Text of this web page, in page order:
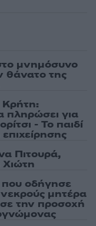
μνημόσυνο
θάνατο της
Κρήτη:
πληρώσει για
- Το παιδί
Πιτουρά,
οδήγησε
νεκρούς μητέρα
την προσοχή